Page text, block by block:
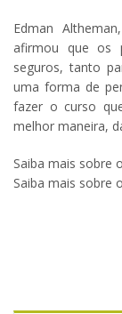
Edman
afirmou que os
seguros, tanto
uma forma de
fazer o curso
melhor maneira,
Saiba mais sobre
Saiba mais sobre